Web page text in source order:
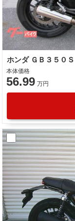
本体価格
56.99 万円